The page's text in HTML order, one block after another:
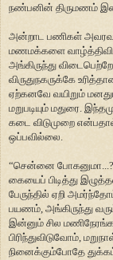
நண்பனின் திருமணம்
அன்றாட பணிகள் அவரவர்
மணமக்களை
அங்கிருந்து
விருதுநகருக்கே
ஏற்கனவே வயிறும்
மறுபடியும் மதுரை.
கடை விடுமுறை
ஒப்பவில்லை.
“சென்னை போகனுமா...?
கையைப் பிடித்து
பேருந்தில் ஏறி
பயணம், அங்கிருந்து
இன்னும் சில
பிரிந்துவிடுவோம்,
நினைக்கும்போதே